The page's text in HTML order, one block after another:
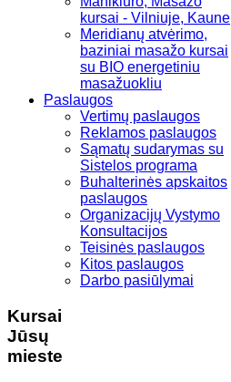
kursai - Vilniuje, Kaune
Meridianų atvėrimo,
baziniai masažo kursai
su BIO energetiniu
masažuokliu
Paslaugos
Vertimų paslaugos
Reklamos paslaugos
Sąmatų sudarymas su
Sistelos programa
Buhalterinės apskaitos
paslaugos
Organizacijų Vystymo
Konsultacijos
Teisinės paslaugos
Kitos paslaugos
Darbo pasiūlymai
Kursai
Jūsų
mieste